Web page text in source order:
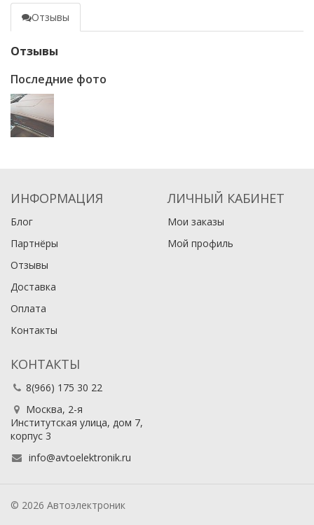
Отзывы
Отзывы
Последние фото
ИНФОРМАЦИЯ
Блог
Партнёры
Отзывы
Доставка
Оплата
Контакты
ЛИЧНЫЙ КАБИНЕТ
Мои заказы
Мой профиль
КОНТАКТЫ
8(966) 175 30 22
Москва, 2-я
Институтская улица, дом 7,
корпус 3
info@avtoelektronik.ru
© 2026 Автоэлектроник